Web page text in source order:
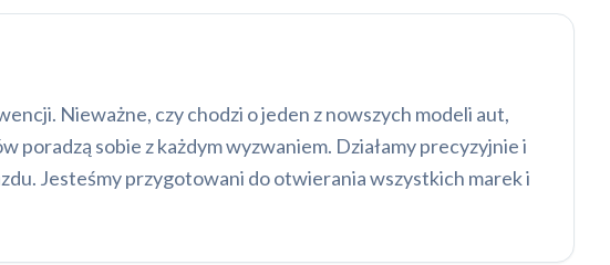
Nieważne, czy chodzi o jeden z nowszych modeli aut,
poradzą sobie z każdym wyzwaniem. Działamy precyzyjnie i
Jesteśmy przygotowani do otwierania wszystkich marek i